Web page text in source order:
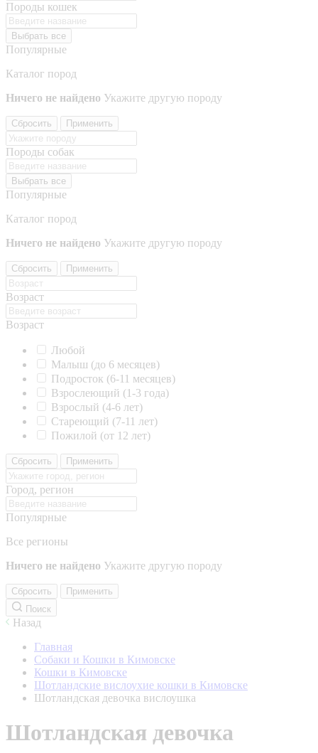
Породы кошек
Выбрать все
Популярные
Каталог пород
Ничего не найдено Укажите другую породу
Сбросить Применить
Породы собак
Выбрать все
Популярные
Каталог пород
Ничего не найдено Укажите другую породу
Сбросить Применить
Возраст
Возраст
Любой
Малыш (до 6 месяцев)
Подросток (6-11 месяцев)
Взрослеющий (1-3 года)
Взрослый (4-6 лет)
Стареющий (7-11 лет)
Пожилой (от 12 лет)
Сбросить Применить
Город, регион
Популярные
Все регионы
Ничего не найдено Укажите другую породу
Сбросить
Применить
Поиск
Назад
Главная
Собаки и Кошки в Кимовске
Кошки в Кимовске
Шотландские вислоухие кошки в Кимовске
Шотландская девочка вислоушка
Шотландская девочка